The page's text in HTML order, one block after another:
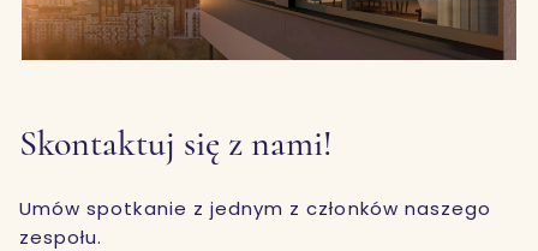
Skontaktuj się z nami!
Umów spotkanie z jednym z członków naszego
zespołu.